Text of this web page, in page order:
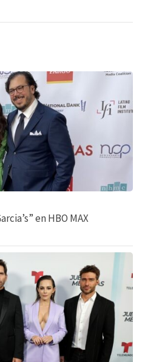
en HBO MAX